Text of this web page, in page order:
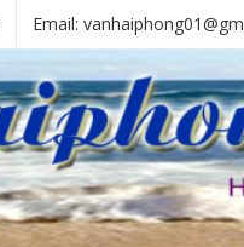
Email: